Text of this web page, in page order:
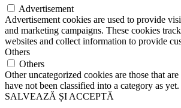
Advertisement
Advertisement cookies are used to provide
and marketing campaigns. These cookies
websites and collect information to provide
Others
Others
Other uncategorized cookies are those that
have not been classified into a category as yet.
SALVEAZĂ ȘI ACCEPTĂ